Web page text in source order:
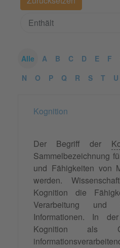
Alle A B C D E F
N
O P Q R S T U
Kognition
Der Begriff der
Sammelbezeichnung
und Fähigkeiten von
werden.
Kognition die
Verarbeitung und
Informationen. In
Kognition als